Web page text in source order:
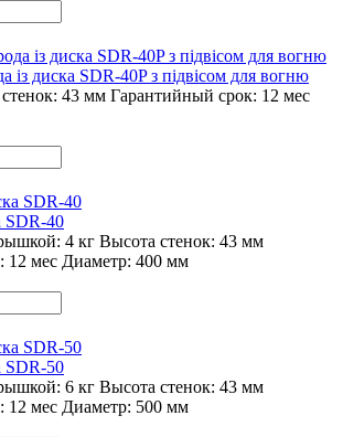
із диска SDR-40P з підвісом для вогню
43 мм Гарантийный срок: 12 мес
SDR-40
4 кг Высота стенок: 43 мм
12 мес Диаметр: 400 мм
SDR-50
6 кг Высота стенок: 43 мм
12 мес Диаметр: 500 мм